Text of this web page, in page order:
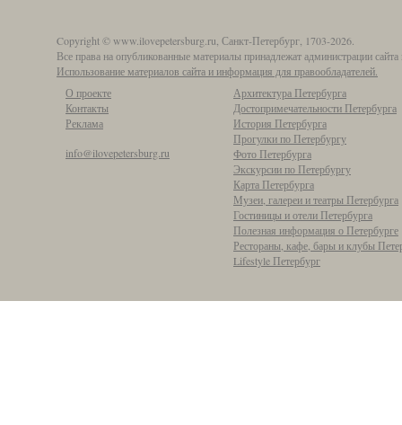
Copyright © www.ilovepetersburg.ru, Санкт-Петербург, 1703-2026.
Все права на опубликованные материалы принадлежат администрации
Использование материалов сайта и информация для правообладателей.
О проекте
Контакты
Реклама
info@ilovepetersburg.ru
Архитектура Петербурга
Достопримечательности Петербурга
История Петербурга
Прогулки по Петербургу
Фото Петербурга
Экскурсии по Петербургу
Карта Петербурга
Музеи, галереи и театры Петербурга
Гостиницы и отели Петербурга
Полезная информация о Петербурге
Рестораны, кафе, бары и клубы
Lifestyle Петербург